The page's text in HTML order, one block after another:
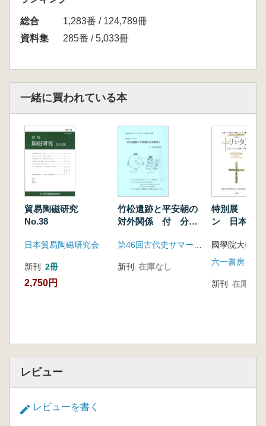
【最近の調査・研究から】
水上和則 紹魯郷天目寺と天目窯焼造品につい
て
易陶磁の様相 大村湾岸地域を中心として
総合
1,283番 / 124,789冊
資料集
285番 / 5,033冊
一緒に買われている本
貿易陶磁研究
No.38
日本貿易陶磁研究会
新刊 2冊
2,750円
竹松遺跡と平安朝の
対外関係 付 分科
第46回古代史サマー セミナー実行委員会事務局
新刊 在庫なし
特別展 キリ
ン 日本とキ
六一書房
新刊 在庫なし
レビュー
レビューを書く